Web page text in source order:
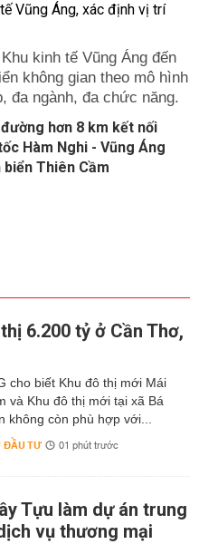
kinh tế Vũng Áng đến
không gian theo mô hình
đa ngành, đa chức năng.
hơn 8 km kết nối
Hàm Nghi - Vũng Áng
Thiên Cầm
6.200 tỷ ở Cần Thơ,
cho biết Khu đô thị mới Mái
và Khu đô thị mới tại xã Bá
không còn phù hợp với...
ĐẦU TƯ 01 phút trước
Tựu làm dự án trung
vụ thương mại